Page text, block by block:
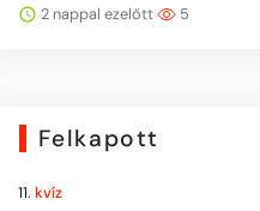
2 nappal ezelőtt 5
Felkapott
11. kvíz